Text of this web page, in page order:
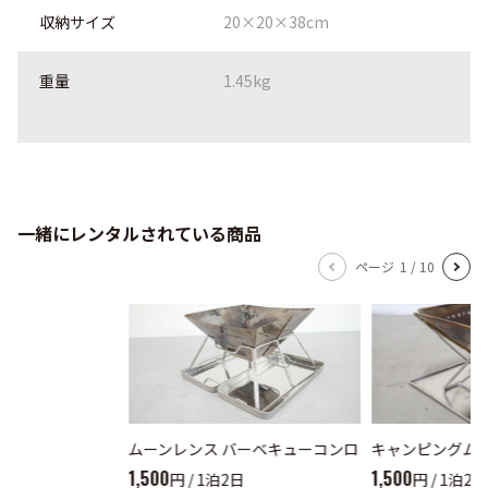
収納サイズ 20×20×38cm
重量 1.45kg
一緒にレンタルされている商品
ページ 1 / 10
ムーンレンス バーベキューコンロ
1,500円 / 1泊2日
キャンピングム
1,500円 / 1泊2日